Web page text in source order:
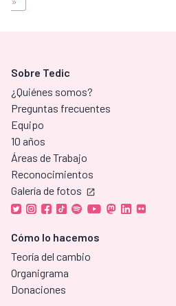
Sobre Tedic
¿Quiénes somos?
Preguntas frecuentes
Equipo
10 años
Áreas de Trabajo
Reconocimientos
Galería de fotos
Cómo lo hacemos
Teoría del cambio
Organigrama
Donaciones